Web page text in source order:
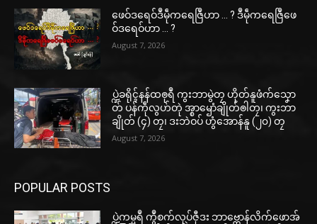
ဖေဝ်ဒရေဝ်ဒဳမဵုကရေဇြဳဟာ … ? ဒဳမဵုကရေဇြဳဖေ
ဝ်ဒရေဝ်ဟာ … ?
August 7, 2026
ပ္ဍဲခရိုၚ်နန်ထၜုရဳ ကွးဘာမွဲတၠ ဟိုတ်နူဖံက်သၞော
တ် ပန်ကဵုလွဟ်တုဲ အ္စာၝောံချိုတ်ၜါတၠ၊ ကွးဘာ
ချိုတ် (၄) တၠ၊ ဒးဘဲဝပ် ဟွံအောန်နူ (၂၀) တၠ
August 7, 2026
POPULAR POSTS
ပ္ဍဲကမ္မရဳ ကွဳစက်လုပ်ဇီုဒး ဘာဗ္တောန်လိက်ဖောအ်